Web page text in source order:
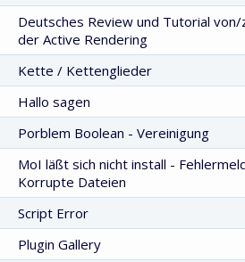
Deutsches Review und Tutorial von/
der Active Rendering
Kette / Kettenglieder
Hallo sagen
Porblem Boolean - Vereinigung
MoI läßt sich nicht install -
Korrupte Dateien
Script Error
Plugin Gallery